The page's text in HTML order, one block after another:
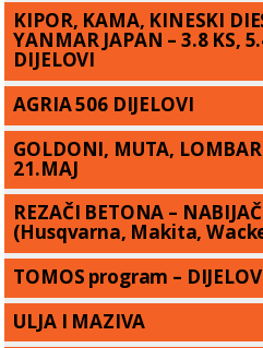
KIPOR, KAMA, KINESKI
YANMAR JAPAN – 3.8 KS,
DIJELOVI
AGRIA 506 DIJELOVI
GOLDONI, MUTA,
21.MAJ
REZAČI BETONA –
(Husqvarna, Makita,
TOMOS program –
ULJA I MAZIVA